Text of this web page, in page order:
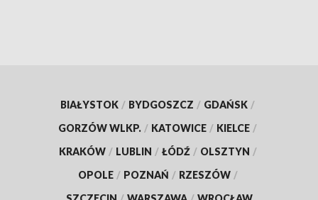
BIAŁYSTOK / BYDGOSZCZ / GDAŃSK /
GORZÓW WLKP. / KATOWICE / KIELCE /
KRAKÓW / LUBLIN / ŁÓDŹ / OLSZTYN /
OPOLE / POZNAŃ / RZESZÓW /